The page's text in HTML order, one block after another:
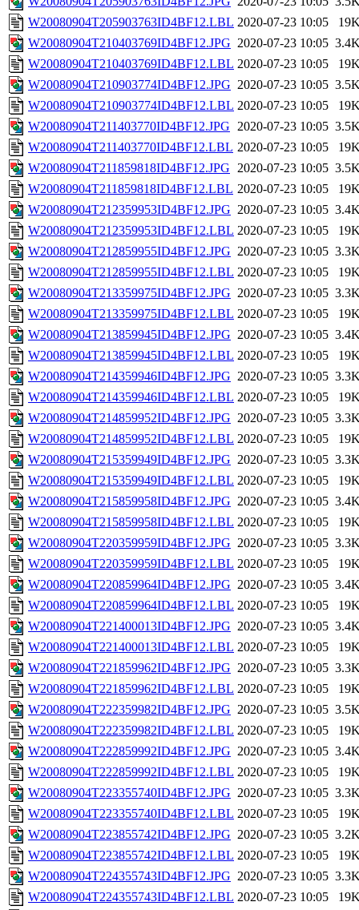
W20080904T205903763ID4BF12.LBL 2020-07-23 10:05
W20080904T210403769ID4BF12.JPG 2020-07-23 10:05
W20080904T210403769ID4BF12.LBL 2020-07-23 10:05
W20080904T210903774ID4BF12.JPG 2020-07-23 10:05
W20080904T210903774ID4BF12.LBL 2020-07-23 10:05
W20080904T211403770ID4BF12.JPG 2020-07-23 10:05
W20080904T211403770ID4BF12.LBL 2020-07-23 10:05
W20080904T211859818ID4BF12.JPG 2020-07-23 10:05
W20080904T211859818ID4BF12.LBL 2020-07-23 10:05
W20080904T212359953ID4BF12.JPG 2020-07-23 10:05
W20080904T212359953ID4BF12.LBL 2020-07-23 10:05
W20080904T212859955ID4BF12.JPG 2020-07-23 10:05
W20080904T212859955ID4BF12.LBL 2020-07-23 10:05
W20080904T213359975ID4BF12.JPG 2020-07-23 10:05
W20080904T213359975ID4BF12.LBL 2020-07-23 10:05
W20080904T213859945ID4BF12.JPG 2020-07-23 10:05
W20080904T213859945ID4BF12.LBL 2020-07-23 10:05
W20080904T214359946ID4BF12.JPG 2020-07-23 10:05
W20080904T214359946ID4BF12.LBL 2020-07-23 10:05
W20080904T214859952ID4BF12.JPG 2020-07-23 10:05
W20080904T214859952ID4BF12.LBL 2020-07-23 10:05
W20080904T215359949ID4BF12.JPG 2020-07-23 10:05
W20080904T215359949ID4BF12.LBL 2020-07-23 10:05
W20080904T215859958ID4BF12.JPG 2020-07-23 10:05
W20080904T215859958ID4BF12.LBL 2020-07-23 10:05
W20080904T220359959ID4BF12.JPG 2020-07-23 10:05
W20080904T220359959ID4BF12.LBL 2020-07-23 10:05
W20080904T220859964ID4BF12.JPG 2020-07-23 10:05
W20080904T220859964ID4BF12.LBL 2020-07-23 10:05
W20080904T221400013ID4BF12.JPG 2020-07-23 10:05
W20080904T221400013ID4BF12.LBL 2020-07-23 10:05
W20080904T221859962ID4BF12.JPG 2020-07-23 10:05
W20080904T221859962ID4BF12.LBL 2020-07-23 10:05
W20080904T222359982ID4BF12.JPG 2020-07-23 10:05
W20080904T222359982ID4BF12.LBL 2020-07-23 10:05
W20080904T222859992ID4BF12.JPG 2020-07-23 10:05
W20080904T222859992ID4BF12.LBL 2020-07-23 10:05
W20080904T223355740ID4BF12.JPG 2020-07-23 10:05
W20080904T223355740ID4BF12.LBL 2020-07-23 10:05
W20080904T223855742ID4BF12.JPG 2020-07-23 10:05
W20080904T223855742ID4BF12.LBL 2020-07-23 10:05
W20080904T224355743ID4BF12.JPG 2020-07-23 10:05
W20080904T224355743ID4BF12.LBL 2020-07-23 10:05